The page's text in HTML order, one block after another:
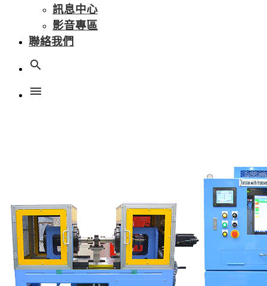
訊息中心
影音專區
聯絡我們
search
menu